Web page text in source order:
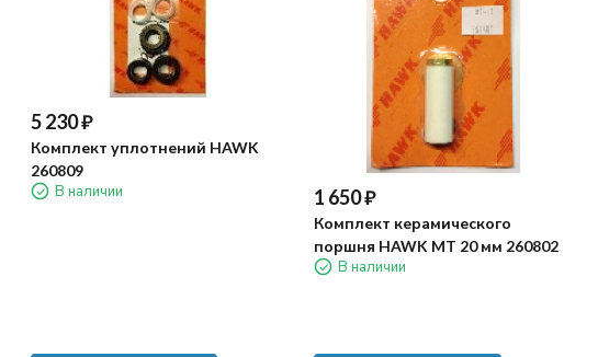
5 230₽
Комплект уплотнений HAWK
260809
В наличии 1 650₽
Комплект керамического
поршня HAWK MT 20 мм 260802
В наличии